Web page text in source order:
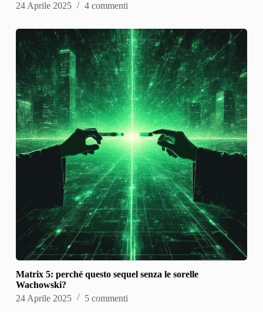
24 Aprile 2025
4 commenti
Matrix 5: perché questo sequel senza le sorelle
Wachowski?
24 Aprile 2025
5 commenti